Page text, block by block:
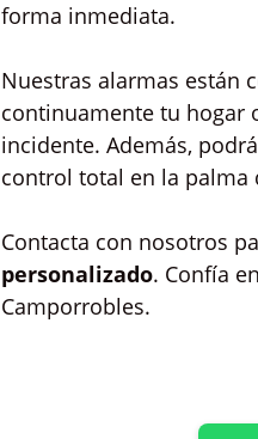
forma inmediata.
Nuestras alarmas están
continuamente tu hogar
incidente. Además,
control total en la palma
Contacta con nosotros
personalizado. Confía en
Camporrobles.